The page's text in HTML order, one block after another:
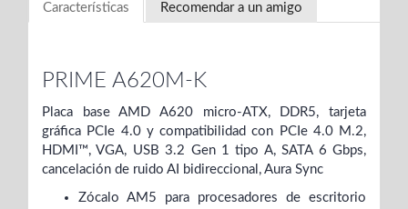
Características Recomendar a un amigo
PRIME A620M-K
Placa base AMD A620 micro-ATX, DDR5, tarjeta
gráfica PCIe 4.0 y compatibilidad con PCIe 4.0 M.2,
HDMI™, VGA, USB 3.2 Gen 1 tipo A, SATA 6 Gbps,
cancelación de ruido AI bidireccional, Aura Sync
Zócalo AM5 para procesadores de escritorio